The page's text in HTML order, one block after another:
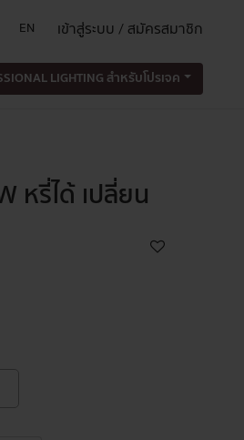
EN เข้าสู่ระบบ / สมัครสมาชิก
LIGHTING สำหรับโปรเจค
หรี่ได้ เปลี่ยน